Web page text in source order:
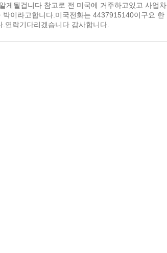
게될겁니다 참고로 전 미국에 거주하고있고 사업차
이라고합니다.미국전화는 4437915140이구요 한
락기다리겠습니다 감사합니다.